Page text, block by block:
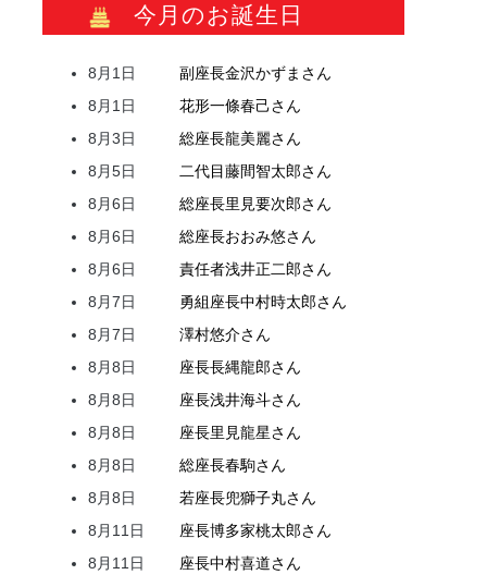
今月のお誕生日
8月1日 副座長金沢かずま さん
8月1日
花形一條春己さん
8月3日
総座長龍美麗さん
8月5日
二代目藤間智太郎さん
8月6日
総座長里見要次郎さん
8月6日
総座長おおみ悠さん
8月6日
責任者浅井正二郎さん
8月7日
勇組座長中村時太郎さん
8月7日
澤村悠介さん
8月8日
座長長縄龍郎さん
8月8日
座長浅井海斗さん
8月8日
座長里見龍星さん
8月8日
総座長春駒さん
8月8日
若座長兜獅子丸さん
8月11日
座長博多家桃太郎さん
8月11日
座長中村喜道さん